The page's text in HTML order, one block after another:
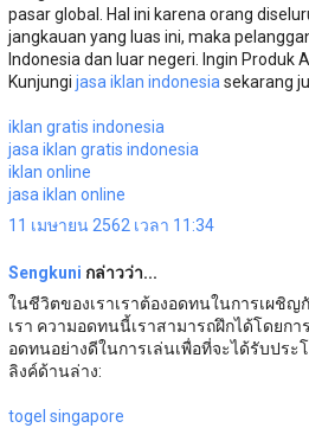
pasar global. Hal ini karena orang
jangkauan yang luas ini, maka
Indonesia dan luar negeri. Ingin Produk
Kunjungi jasa iklan indonesia sekarang
iklan gratis indonesia
jasa iklan gratis indonesia
iklan online
jasa iklan online
11 เมษายน 2562 เวลา 11:34
Sengkuni กล่าวว่า...
ในชีวิตของเราเราต้องอดทนในการเผ
เรา ความอดทนนี้เราสามารถฝึกได้โดยก
อดทนอย่างดีในการเล่นเพื่อที่จะได้รับปร
ลิงค์ด้านล่าง:
togel singapore